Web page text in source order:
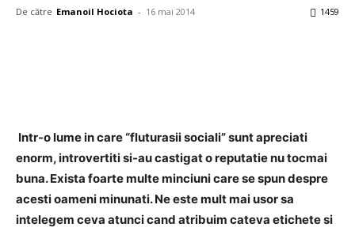
De către Emanoil Hociota - 16 mai 2014 1459
Intr-o lume in care “fluturasii sociali” sunt apreciati
enorm, introvertiti si-au castigat o reputatie nu tocmai
buna. Exista foarte multe minciuni care se spun despre
acesti oameni minunati. Ne este mult mai usor sa
intelegem ceva atunci cand atribuim cateva etichete si